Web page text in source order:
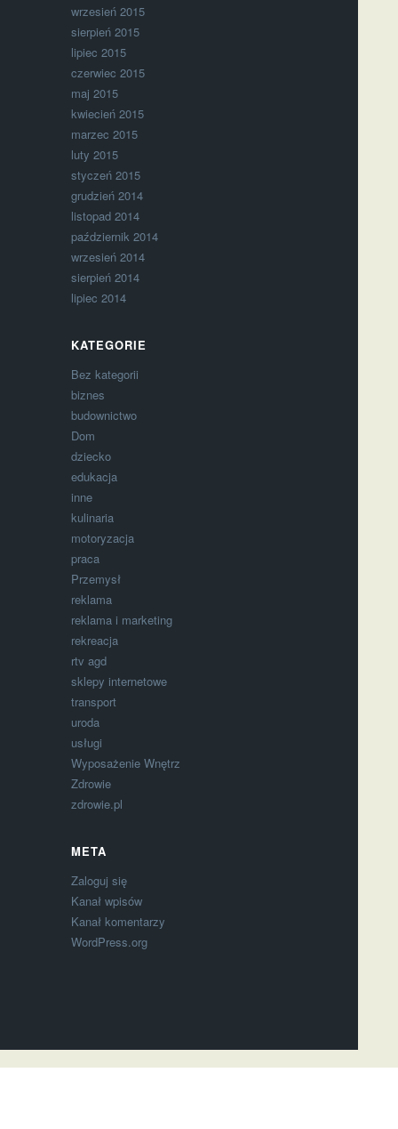
wrzesień 2015
sierpień 2015
lipiec 2015
czerwiec 2015
maj 2015
kwiecień 2015
marzec 2015
luty 2015
styczeń 2015
grudzień 2014
listopad 2014
październik 2014
wrzesień 2014
sierpień 2014
lipiec 2014
KATEGORIE
Bez kategorii
biznes
budownictwo
Dom
dziecko
edukacja
inne
kulinaria
motoryzacja
praca
Przemysł
reklama
reklama i marketing
rekreacja
rtv agd
sklepy internetowe
transport
uroda
usługi
Wyposażenie Wnętrz
Zdrowie
zdrowie.pl
META
Zaloguj się
Kanał wpisów
Kanał komentarzy
WordPress.org